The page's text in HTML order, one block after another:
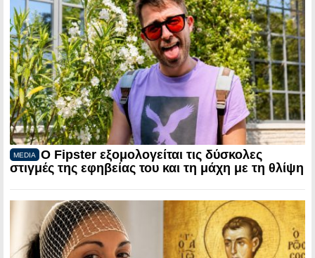
MEDIA
Ο Fipster εξομολογείται τις δύσκολες
στιγμές της εφηβείας του και τη μάχη με τη θλίψη